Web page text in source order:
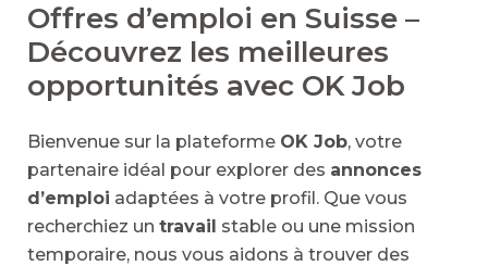
Offres d’emploi en Suisse –
Découvrez les meilleures
opportunités avec OK Job
Bienvenue sur la plateforme OK Job, votre
partenaire idéal pour explorer des annonces
d’emploi adaptées à votre profil. Que vous
recherchiez un travail stable ou une mission
temporaire, nous vous aidons à trouver des